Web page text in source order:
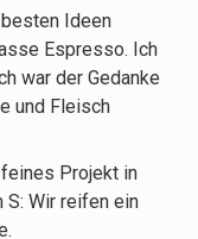
Ideen
Espresso. Ich
war der Gedanke
und Fleisch
Projekt in
S: Wir reifen ein